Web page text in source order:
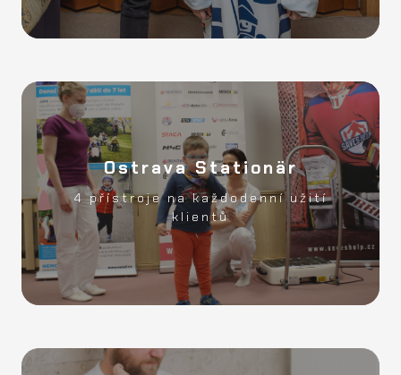
Ostrava Stationär
4 přístroje na každodenní užití
klientů
Spendehohe?
315 866Kč